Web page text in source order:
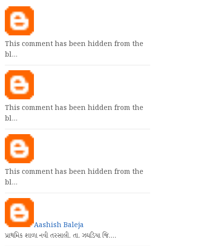
This comment has been hidden from the
bl…
This comment has been hidden from the
bl…
This comment has been hidden from the
bl…
Aashish Baleja
પ્રાથમિક શાળા નવી તરસાલી. તા. ઝઘડિયા જિ.…